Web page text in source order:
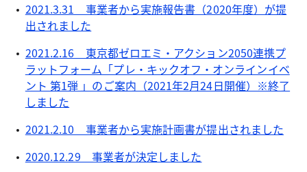
2021.3.31 事業者から実施報告書（2020年度）が提
出されました
2021.2.16 東京都ゼロエミ・アクション2050連携プ
ラットフォーム「プレ・キックオフ・オンラインイベ
ント 第1弾 」のご案内（2021年2月24日開催）※終了
しました
2021.2.10 事業者から実施計画書が提出されました
2020.12.29 事業者が決定しました